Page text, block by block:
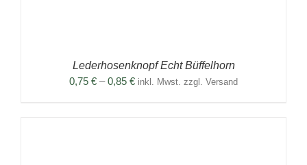
Lederhosenknopf Echt Büffelhorn
0,75 € –0,85 €Preisspanne:
inkl. Mwst. zzgl. Versand